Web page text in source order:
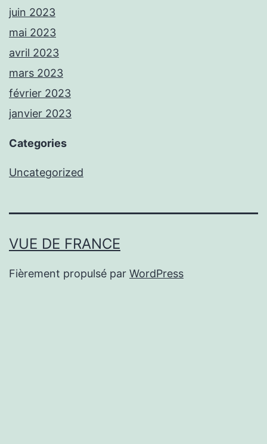
juin 2023
mai 2023
avril 2023
mars 2023
février 2023
janvier 2023
Categories
Uncategorized
VUE DE FRANCE
Fièrement propulsé par WordPress